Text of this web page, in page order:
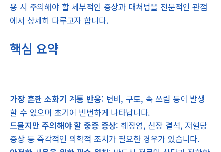
용 시 주의해야 할 세부적인 증상과 대처법을 전문적인 관점
에서 상세히 다루고자 합니다.
핵심 요약
가장 흔한 소화기 계통 반응: 변비, 구토, 속 쓰림 등이 발생
할 수 있으며 초기에 빈번하게 나타납니다.
드물지만 주의해야 할 중증 증상: 췌장염, 신장 결석, 저혈당
증상 등 즉각적인 의학적 조치가 필요한 경우가 있습니다.